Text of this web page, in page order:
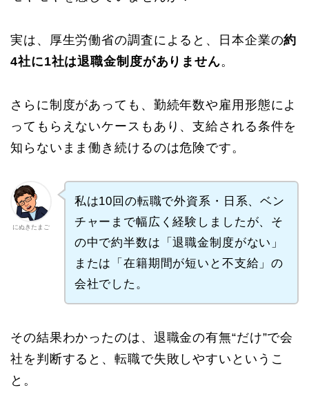
実は、厚生労働省の調査によると、日本企業の約
4社に1社は退職金制度がありません。
さらに制度があっても、勤続年数や雇用形態によ
ってもらえないケースもあり、支給される条件を
知らないまま働き続けるのは危険です。
にぬきたまご
私は10回の転職で外資系・日系、ベン
チャーまで幅広く経験しましたが、そ
の中で約半数は「退職金制度がない」
または「在籍期間が短いと不支給」の
会社でした。
その結果わかったのは、退職金の有無“だけ”で会
社を判断すると、転職で失敗しやすいというこ
と。